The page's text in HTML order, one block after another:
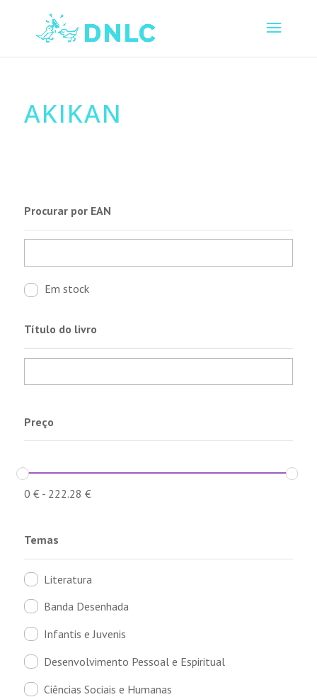
AKIKAN
Procurar por EAN
Em stock
Título do livro
Preço
0 €- 222.28 €
Temas
Literatura
Banda Desenhada
Infantis e Juvenis
Desenvolvimento Pessoal e Espiritual
Ciências Sociais e Humanas